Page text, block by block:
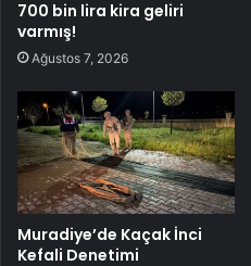
700 bin lira kira geliri
varmış!
Ağustos 7, 2026
Muradiye’de Kaçak İnci
Kefali Denetimi